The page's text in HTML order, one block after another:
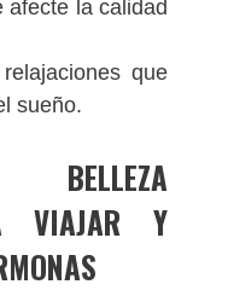
afecte la calidad
que
sueño.
BELLEZA
VIAJAR Y